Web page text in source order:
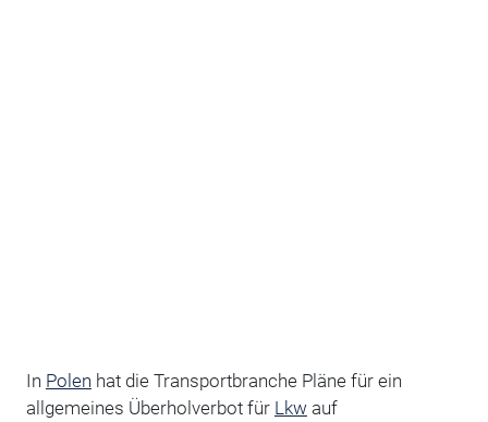
In Polen hat die Transportbranche Pläne für ein
allgemeines Überholverbot für Lkw auf